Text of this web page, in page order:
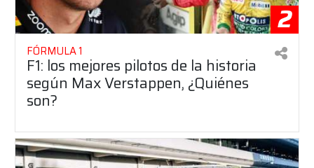
2
FÓRMULA 1
F1: los mejores pilotos de la historia
según Max Verstappen, ¿Quiénes
son?